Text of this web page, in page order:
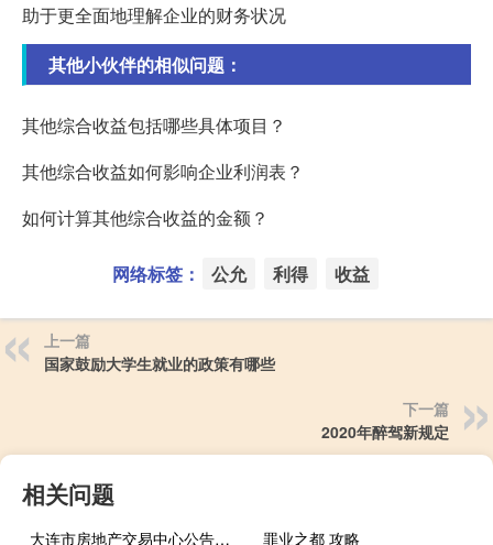
助于更全面地理解企业的财务状况
其他小伙伴的相似问题：
其他综合收益包括哪些具体项目？
其他综合收益如何影响企业利润表？
如何计算其他综合收益的金额？
网络标签： 公允 利得 收益
上一篇
国家鼓励大学生就业的政策有哪些
下一篇
2020年醉驾新规定
相关问题
大连市房地产交易中心公告（大连市房地产交易中心） 罪业之都 攻略